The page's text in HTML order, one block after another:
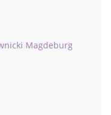
Magdeburg